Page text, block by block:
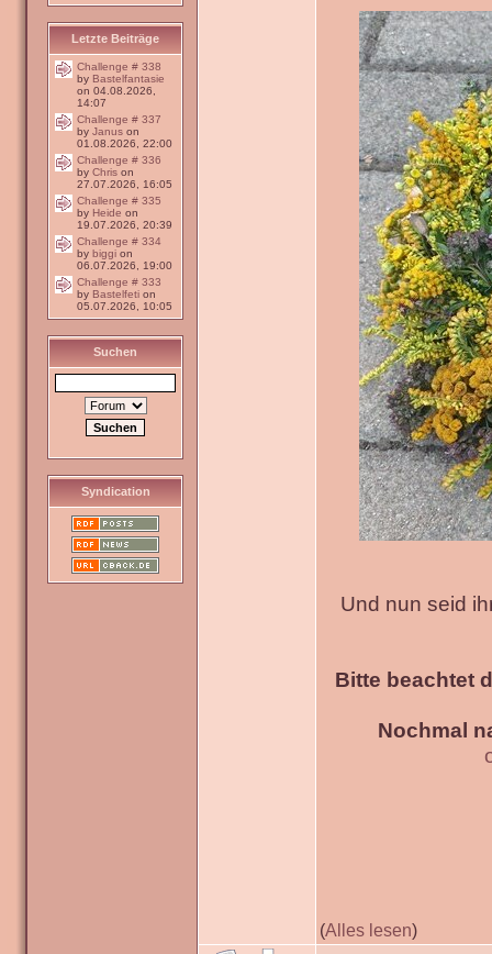
Letzte Beiträge
Challenge # 338
by Bastelfantasie
on 04.08.2026,
14:07
Challenge # 337
by Janus on
01.08.2026, 22:00
Challenge # 336
by Chris on
27.07.2026, 16:05
Challenge # 335
by Heide on
19.07.2026, 20:39
Challenge # 334
by biggi on
06.07.2026, 19:00
Challenge # 333
by Bastelfeti on
05.07.2026, 10:05
Suchen
Syndication
Und nun seid
Bitte beachtet
Nochmal
(Alles lesen)